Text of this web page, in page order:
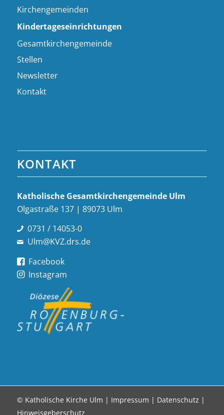
Kirchengemeinden
Kindertageseinrichtungen
Gesamtkirchengemeinde
Stellen
Newsletter
Kontakt
KONTAKT
Katholische Gesamt­kirchen­gemeinde Ulm
Olgastraße 137 | 89073 Ulm
0731 / 14053-0
Ulm@KVZ.drs.de
Facebook
Instagram
© Katholische Kirche Ulm | Impressum | Datenschutz |
Hinweisgeberschutz